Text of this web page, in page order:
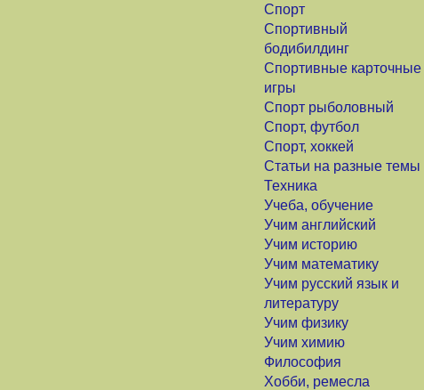
Спорт
Спортивный
бодибилдинг
Спортивные карточные
игры
Спорт рыболовный
Спорт, футбол
Спорт, хоккей
Статьи на разные темы
Техника
Учеба, обучение
Учим английский
Учим историю
Учим математику
Учим русский язык и
литературу
Учим физику
Учим химию
Философия
Хобби, ремесла